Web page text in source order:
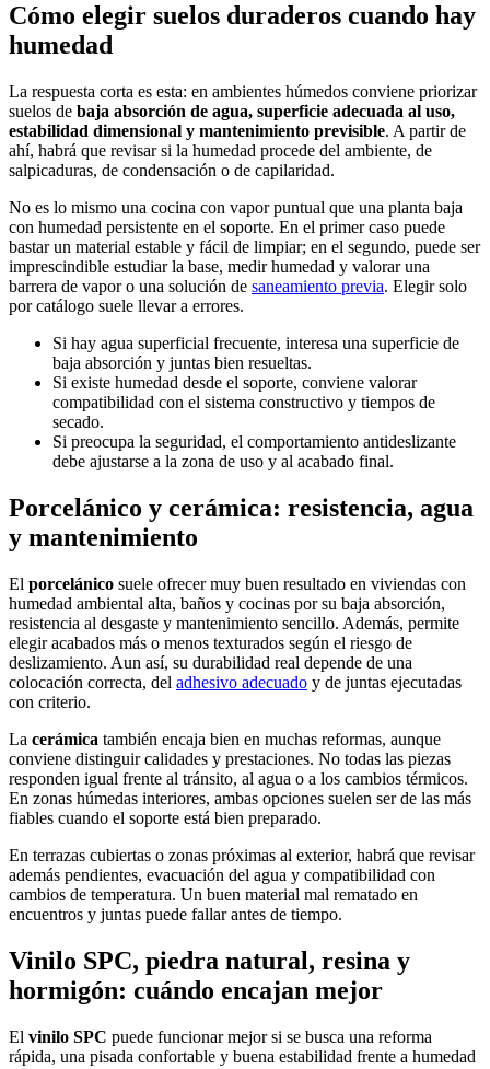
Cómo elegir suelos duraderos cuando hay
humedad
La respuesta corta es esta: en ambientes húmedos conviene priorizar
suelos de baja absorción de agua, superficie adecuada al uso,
estabilidad dimensional y mantenimiento previsible. A partir de
ahí, habrá que revisar si la humedad procede del ambiente, de
salpicaduras, de condensación o de capilaridad.
No es lo mismo una cocina con vapor puntual que una planta baja
con humedad persistente en el soporte. En el primer caso puede
bastar un material estable y fácil de limpiar; en el segundo, puede ser
imprescindible estudiar la base, medir humedad y valorar una
barrera de vapor o una solución de saneamiento previa. Elegir solo
por catálogo suele llevar a errores.
Si hay agua superficial frecuente, interesa una superficie de
baja absorción y juntas bien resueltas.
Si existe humedad desde el soporte, conviene valorar
compatibilidad con el sistema constructivo y tiempos de
secado.
Si preocupa la seguridad, el comportamiento antideslizante
debe ajustarse a la zona de uso y al acabado final.
Porcelánico y cerámica: resistencia, agua
y mantenimiento
El porcelánico suele ofrecer muy buen resultado en viviendas con
humedad ambiental alta, baños y cocinas por su baja absorción,
resistencia al desgaste y mantenimiento sencillo. Además, permite
elegir acabados más o menos texturados según el riesgo de
deslizamiento. Aun así, su durabilidad real depende de una
colocación correcta, del adhesivo adecuado y de juntas ejecutadas
con criterio.
La cerámica también encaja bien en muchas reformas, aunque
conviene distinguir calidades y prestaciones. No todas las piezas
responden igual frente al tránsito, al agua o a los cambios térmicos.
En zonas húmedas interiores, ambas opciones suelen ser de las más
fiables cuando el soporte está bien preparado.
En terrazas cubiertas o zonas próximas al exterior, habrá que revisar
además pendientes, evacuación del agua y compatibilidad con
cambios de temperatura. Un buen material mal rematado en
encuentros y juntas puede fallar antes de tiempo.
Vinilo SPC, piedra natural, resina y
hormigón: cuándo encajan mejor
El vinilo SPC puede funcionar mejor si se busca una reforma
rápida, una pisada confortable y buena estabilidad frente a humedad